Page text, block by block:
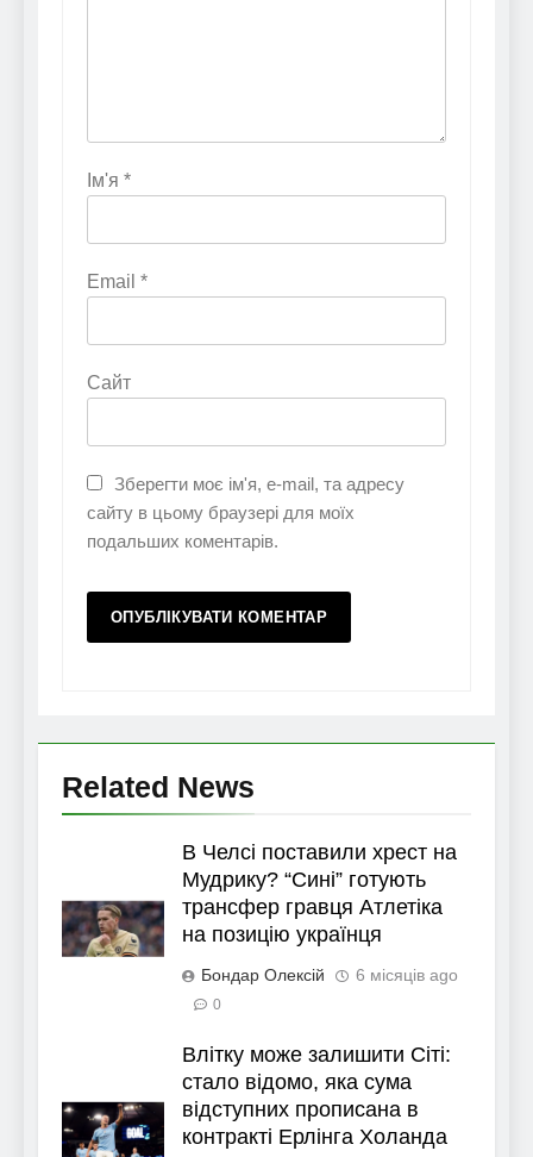
Ім'я *
Email *
Сайт
Зберегти моє ім'я, e-mail, та адресу
сайту в цьому браузері для моїх
подальших коментарів.
Related News
В Челсі поставили хрест на
Мудрику? “Сині” готують
трансфер гравця Атлетіка
на позицію українця
Бондар Олексій 6 місяців ago
0
Влітку може залишити Сіті:
стало відомо, яка сума
відступних прописана в
контракті Ерлінга Холанда